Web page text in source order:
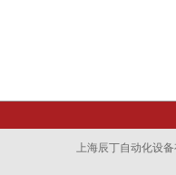
上海辰丁自动化设